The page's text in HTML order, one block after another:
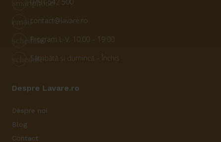
smartphone
emailcontact@lavare.ro
scheduleProgram L-V: 10:00 – 19:00
scheduleSâmbătă și dumincă – Închis
Despre Lavare.ro
Despre noi
Blog
Contact